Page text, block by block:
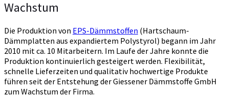
Wachstum
Die Produktion von EPS-Dämmstoffen (Hartschaum-
Dämmplatten aus expandiertem Polystyrol) begann im Jahr
2010 mit ca. 10 Mitarbeitern. Im Laufe der Jahre konnte die
Produktion kontinuierlich gesteigert werden. Flexibilität,
schnelle Lieferzeiten und qualitativ hochwertige Produkte
führen seit der Entstehung der Giessener Dämmstoffe GmbH
zum Wachstum der Firma.